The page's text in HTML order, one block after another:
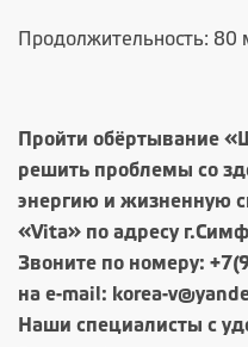
Продолжительность: 80
Пройти обёртывание
решить проблемы со
энергию и жизненную
«Vita» по адресу
Звоните по номеру:
на e-mail: korea-
Наши специалисты с